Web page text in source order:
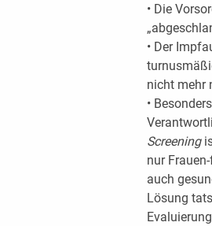
• Die
• Der
nicht mehr
•
Screening
nur
auch
Lösung